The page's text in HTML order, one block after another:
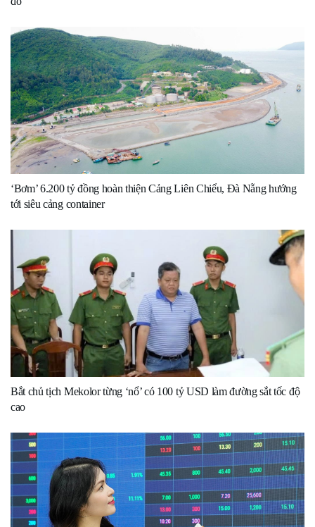
‘Bơm’ 6.200 tỷ đồng hoàn thiện Cảng Liên Chiểu, Đà Nẵng hướng
tới siêu cảng container
Bắt chủ tịch Mekolor từng ‘nổ’ có 100 tỷ USD làm đường sắt tốc độ
cao